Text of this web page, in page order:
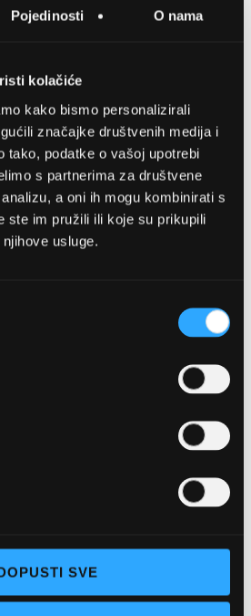
Pojedinosti O nama
kolačiće
kako bismo personalizirali
značajke društvenih medija i
tako, podatke o vašoj upotrebi
s partnerima za društvene
a oni ih mogu kombinirati s
ste im pružili ili koje su prikupili
usluge.
SVE
NJEGO, POSLOVNICA 1